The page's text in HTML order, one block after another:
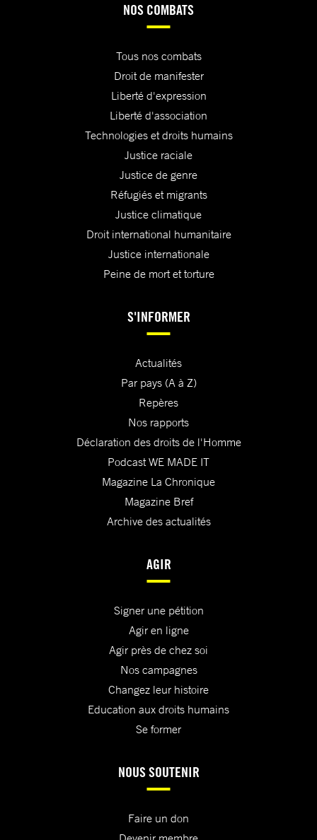
NOS COMBATS
Tous nos combats
Droit de manifester
Liberté d'expression
Liberté d'association
Technologies et droits humains
Justice raciale
Justice de genre
Réfugiés et migrants
Justice climatique
Droit international humanitaire
Justice internationale
Peine de mort et torture
S'INFORMER
Actualités
Par pays (A à Z)
Repères
Nos rapports
Déclaration des droits de l'Homme
Podcast WE MADE IT
Magazine La Chronique
Magazine Bref
Archive des actualités
AGIR
Signer une pétition
Agir en ligne
Agir près de chez soi
Nos campagnes
Changez leur histoire
Education aux droits humains
Se former
NOUS SOUTENIR
Faire un don